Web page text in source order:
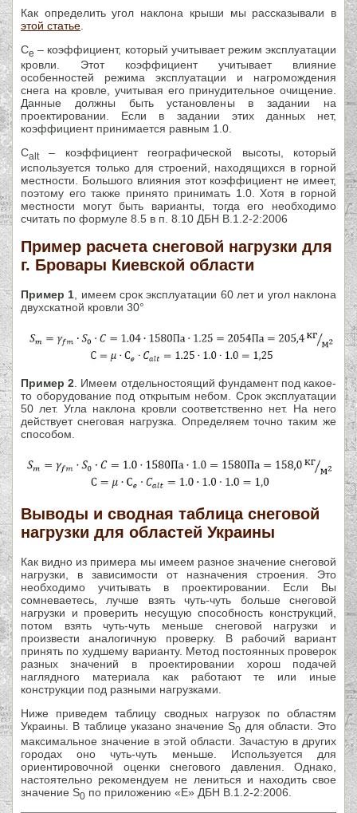
Как определить угол наклона крыши мы рассказывали в
этой статье.
Сe – коэффициент, который учитывает режим эксплуатации
кровли. Этот коэффициент учитывает влияние
особенностей режима эксплуатации и нагромождения
снега на кровле, учитывая его принудительное очищение.
Данные должны быть установлены в задании на
проектировании. Если в задании этих данных нет,
коэффициент принимается равным 1.0.
Calt
– коэффициент географической высоты, который
используется только для строений, находящихся в горной
местности. Большого влияния этот коэффициент не имеет,
поэтому его также принято принимать 1.0. Хотя в горной
местности могут быть варианты, тогда его необходимо
считать по формуле 8.5 в п. 8.10 ДБН В.1.2-2:2006
Пример расчета снеговой нагрузки для
г. Бровары Киевской области
Пример 1 , имеем срок эксплуатации 60 лет и угол наклона
двухскатной кровли 30°
Пример 2 . Имеем отдельностоящий фундамент под какое-
то оборудование под открытым небом. Срок эксплуатации
50 лет. Угла наклона кровли соответственно нет. На него
действует снеговая нагрузка. Определяем точно таким же
способом.
Выводы и сводная таблица снеговой
нагрузки для областей Украины
Как видно из примера мы имеем разное значение снеговой
нагрузки, в зависимости от назначения строения. Это
необходимо учитывать в проектировании. Если Вы
сомневаетесь, лучше взять чуть-чуть больше снеговой
нагрузки и проверить несущую способность конструкций,
потом взять чуть-чуть меньше снеговой нагрузки и
произвести аналогичную проверку. В рабочий вариант
принять по худшему варианту. Метод постоянных проверок
разных значений в проектировании хорош подачей
наглядного материала как работают те или иные
конструкции под разными нагрузками.
Ниже приведем таблицу сводных нагрузок по областям
Украины. В таблице указано значение S0 для области. Это
максимальное значение в этой области. Зачастую в других
городах оно чуть-чуть меньше. Используется для
ориентировочной оценки снегового давления. Однако,
настоятельно рекомендуем не лениться и находить свое
значение S0 по приложению «Е» ДБН В.1.2-2:2006.